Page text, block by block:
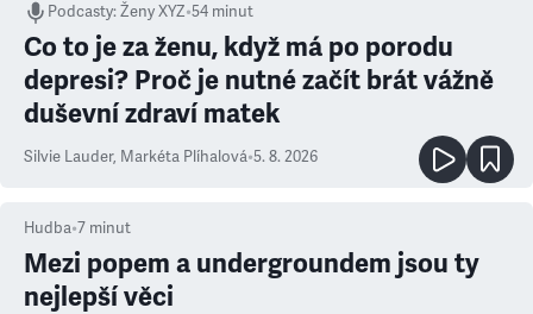
Podcasty:Ženy XYZ•54 minut
Co to je za ženu, když má po porodu
depresi? Proč je nutné začít brát vážně
duševní zdraví matek
Silvie Lauder, Markéta Plíhalová•5. 8. 2026
Hudba•7 minut
Mezi popem a undergroundem jsou ty
nejlepší věci